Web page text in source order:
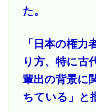
た。
「日本の権
り方、特に古
輩出の背景に
ちている」と